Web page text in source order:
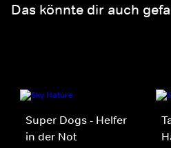
Das könnte dir auch
Super Dogs - Helfer
in der Not